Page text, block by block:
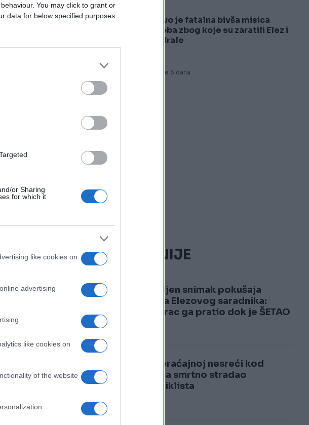
You may click to grant or
data for below specified purposes
or Sharing
for which it
like cookies on
advertising
like cookies on
of the website
Yunisa i
često bilježe
obroke.
broj žrtava ni
je ozbiljne
potpune
kad je GHF
dana distribuirale
pomoći
Ovo je fatalna bivša misica
Boba zbog koje su zaratili Elez i
Ždrale
Prije 3 dana
NAJČITANIJE
1
Objavljen snimak pokušaja
ubistva Elezovog saradnika:
Muškarac ga pratio dok je ŠETAO
2
U saobraćajnoj nesreći kod
Hadžića smrtno stradao
motociklista